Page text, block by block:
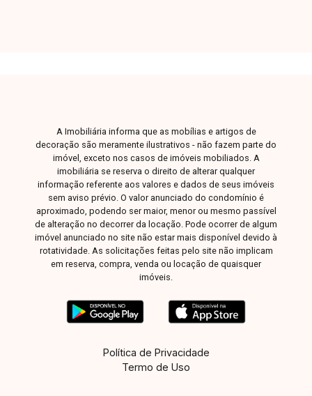
e agende sua visita para conhecer todos os
detalhes!
A Imobiliária informa que as mobílias e artigos de
decoração são meramente ilustrativos - não fazem parte do
imóvel, exceto nos casos de imóveis mobiliados. A
imobiliária se reserva o direito de alterar qualquer
informação referente aos valores e dados de seus imóveis
sem aviso prévio. O valor anunciado do condomínio é
aproximado, podendo ser maior, menor ou mesmo passível
de alteração no decorrer da locação. Pode ocorrer de algum
imóvel anunciado no site não estar mais disponível devido à
rotatividade. As solicitações feitas pelo site não implicam
em reserva, compra, venda ou locação de quaisquer
imóveis.
Política de Privacidade
Termo de Uso